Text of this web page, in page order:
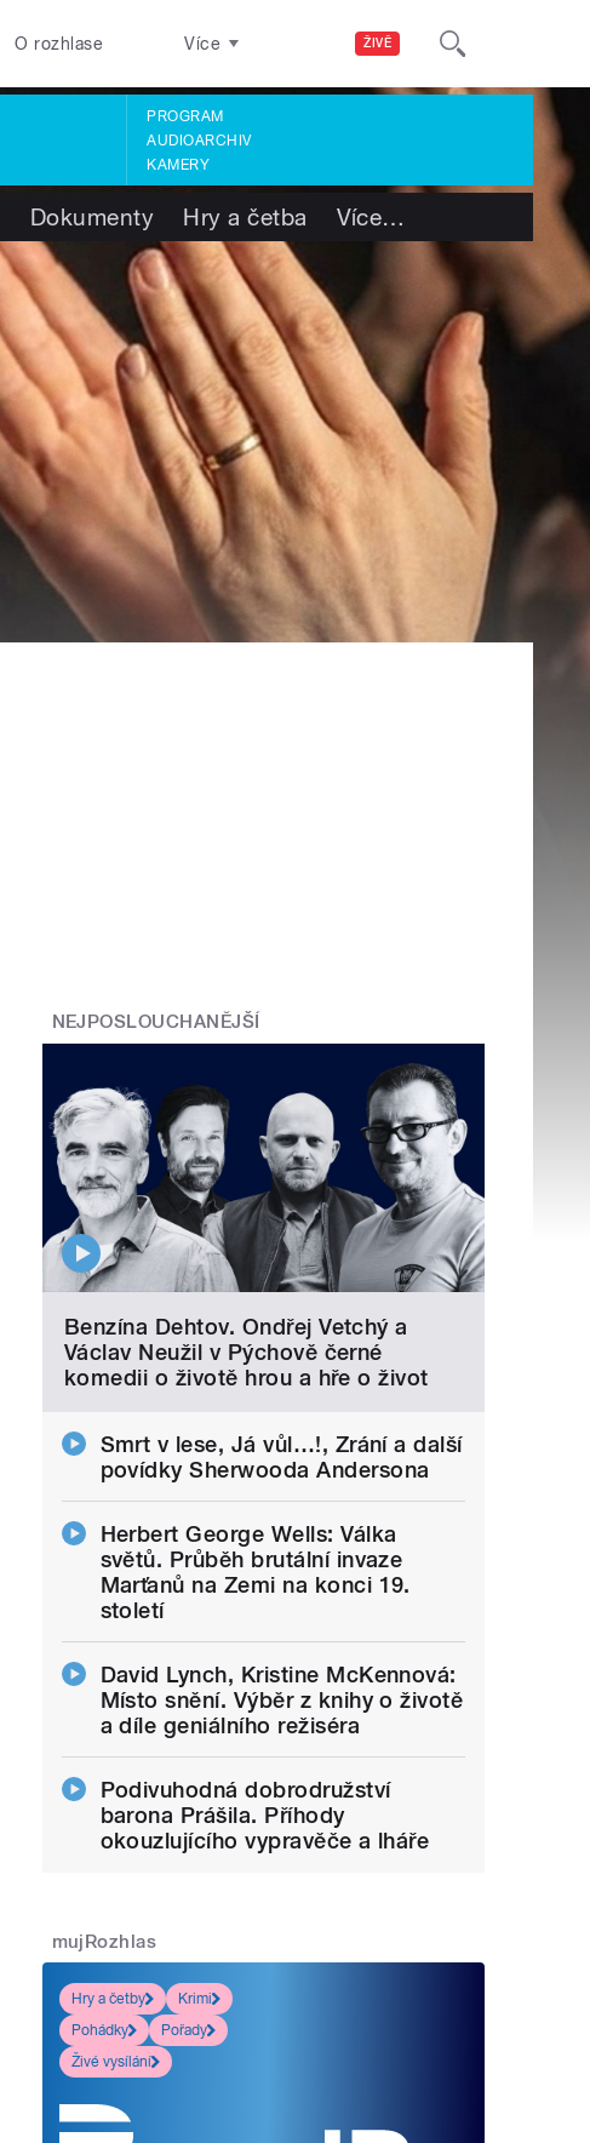
ŽIVĚ
O rozhlase Více
PROGRAM
AUDIOARCHIV
KAMERY
Dokumenty Hry a četba Více…
NEJPOSLOUCHANĚJŠÍ
Benzína Dehtov. Ondřej Vetchý a
Václav Neužil v Pýchově černé
komedii o životě hrou a hře o život
Smrt v lese, Já vůl…!, Zrání a další
povídky Sherwooda Andersona
Herbert George Wells: Válka
světů. Průběh brutální invaze
Marťanů na Zemi na konci 19.
století
David Lynch, Kristine McKennová:
Místo snění. Výběr z knihy o životě
a díle geniálního režiséra
Podivuhodná dobrodružství
barona Prášila. Příhody
okouzlujícího vypravěče a lháře
mujRozhlas
Hry a četby
Krimi
Pohádky
Pořady
Živé vysílání